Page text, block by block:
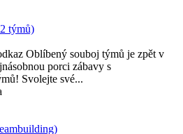
týmů)
Oblíbený souboj týmů je zpět v
porci zábavy s
Svolejte své...